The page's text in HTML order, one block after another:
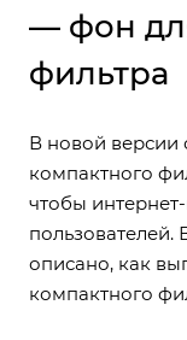
— фон
фильтра
В новой версии
компактного
чтобы
описано, как
компактного